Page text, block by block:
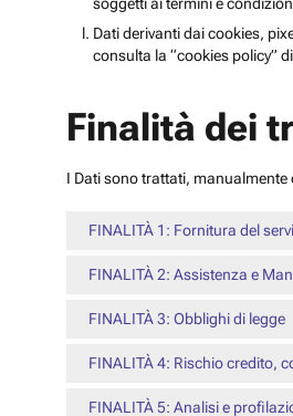
Dati derivanti dai cookies,
consulta la “cookies policy”
Finalità dei
I Dati sono trattati,
FINALITÀ 1: Fornitura del
FINALITÀ 2: Assistenza e
FINALITÀ 3: Obblighi di legge
FINALITÀ 4: Rischio credito,
FINALITÀ 5: Analisi e